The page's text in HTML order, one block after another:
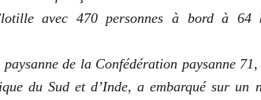
avec 470 personnes à bord à 64
de la Confédération paysanne
du Sud et d’Inde, a embarqué sur